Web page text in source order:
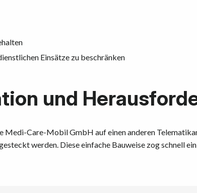
Einsätze zu beschränken
und
Medi-Care-Mobil GmbH auf einen anderen
werden. Diese einfache Bauweise zog schnell